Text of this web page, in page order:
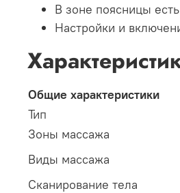
В зоне поясницы
Настройки и
Общие характеристики
Тип
Зоны массажа
Виды массажа
Сканирование тела